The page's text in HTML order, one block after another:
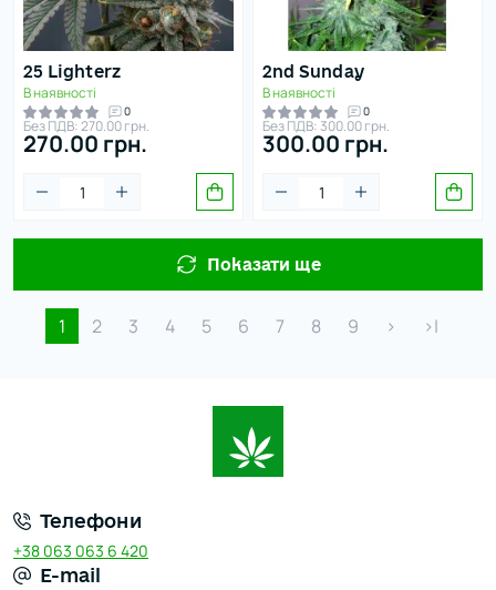
25 Lighterz
В наявності
0
Без ПДВ: 270.00 грн.
270.00 грн.
2nd Sunday
В наявності
0
Без ПДВ: 300.00 грн.
300.00 грн.
Показати ще
1 2 3 4 5 6 7 8 9 > >|
Телефони
+38 063 063 6 420
E-mail